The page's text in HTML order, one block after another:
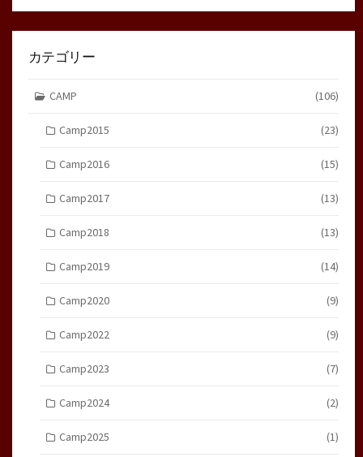
カテゴリー
CAMP (106)
Camp2015 (23)
Camp2016 (15)
Camp2017 (13)
Camp2018 (13)
Camp2019 (14)
Camp2020 (9)
Camp2022 (9)
Camp2023 (7)
Camp2024 (2)
Camp2025 (1)